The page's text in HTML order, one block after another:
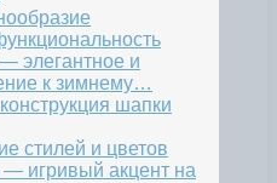
элегантное и
к зимнему…
шапки
стилей и цветов
игривый акцент на